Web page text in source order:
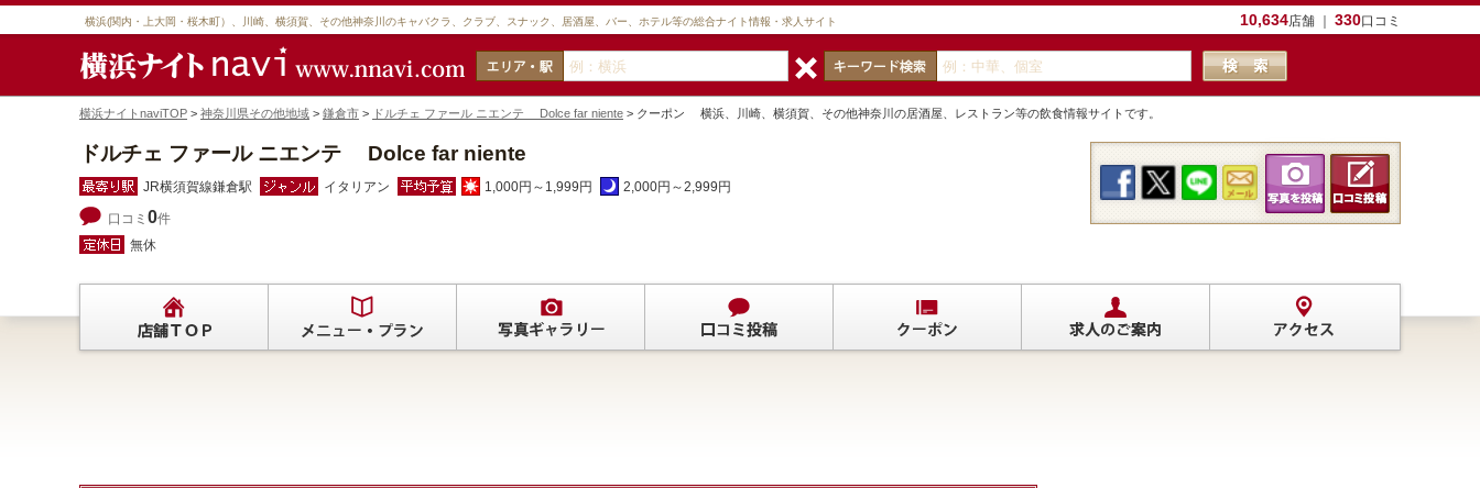
10,634店舗 ｜ 330口コミ
横浜(関内・上大岡・桜木町）、川崎、横須賀、その他神奈川のキャバクラ、クラブ、スナック、居酒屋、バー、ホテル等の総合ナイト情報・求人サイト
横浜ナイトnaviTOP > 神奈川県その他地域 > 鎌倉市 > ドルチェ ファール ニエンテ Dolce far niente > クーポン 横浜、川崎、横須賀、その他神奈川の居酒屋、レストラン等の飲食情報サイトです。
ドルチェ ファール ニエンテ Dolce far niente
JR横須賀線鎌倉駅 イタリアン 1,000円～1,999円 2,000円～2,999円
口コミ 0件
無休